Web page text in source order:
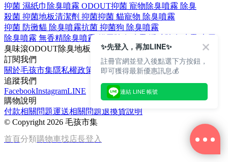
抑菌 濕紙巾 除臭噴霧 ODOUT抑菌 寵物除臭噴霧 除臭
殺菌 抑菌地板清潔劑 抑菌抑菌 貓寵物 除臭噴霧
抑菌 防黴貓 除臭噴霧抗菌 抑菌狗 除臭噴霧
除臭噴霧 無香精除臭噴霧 貓用
臭味滾ODOUT除臭地板清潔劑濕紙巾
訂閱我們
關於毛孩市集隱私權政策
文章
追蹤我們
FacebookInstagramLINE
購物說明
付款相關問題運送相關問題退換貨說明
© Copyright 2026 毛孩市集
首頁分類購物車找店長登入
✨先登入，再加LINE✨
註冊官網並登入後點選下方按鈕，
即可獲得最新優惠訊息💰
連結 LINE 帳號